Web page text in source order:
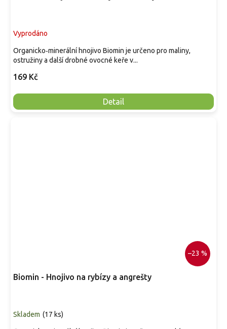
Vyprodáno
169 Kč
Detail
Organicko‑minerální hnojivo Biomin je určeno pro maliny,
ostružiny a další drobné ovocné keře v...
–23 %
Biomin - Hnojivo na rybízy a angrešty
Skladem (17 ks)